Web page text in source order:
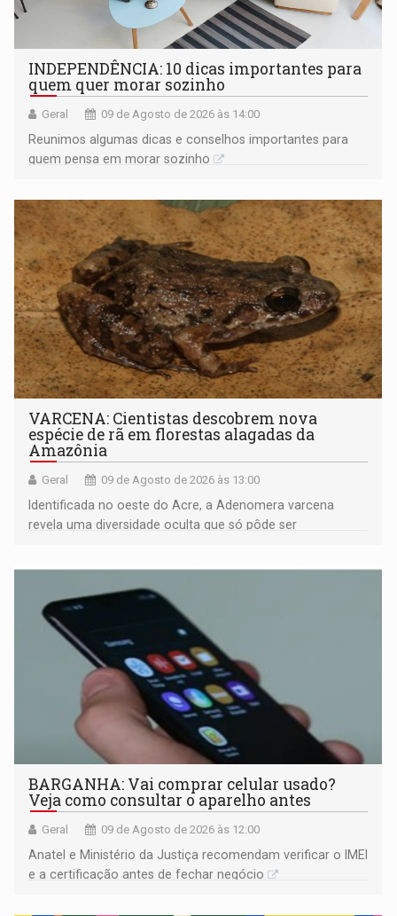
INDEPENDÊNCIA: 10 dicas importantes para
quem quer morar sozinho
Geral 09 de Agosto de 2026 às 14:00
Reunimos algumas dicas e conselhos importantes para
quem pensa em morar sozinho
VARCENA: Cientistas descobrem nova
espécie de rã em florestas alagadas da
Amazônia
Geral 09 de Agosto de 2026 às 13:00
Identificada no oeste do Acre, a Adenomera varcena
revela uma diversidade oculta que só pôde ser
BARGANHA: Vai comprar celular usado?
Veja como consultar o aparelho antes
Geral 09 de Agosto de 2026 às 12:00
Anatel e Ministério da Justiça recomendam verificar o IMEI
e a certificação antes de fechar negócio